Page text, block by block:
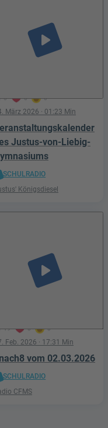
5 0 0
play_arrow
März 2026 · 01:23 Min
Justus-von-Liebig-
SCHULRADIO
Königsdiesel
19 0 0
play_arrow
Feb. 2026 · 17:31 Min
vom 02.03.2026
SCHULRADIO
CFMS